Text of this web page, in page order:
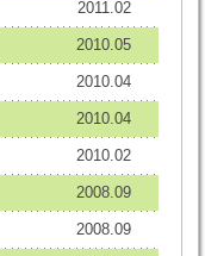
2011.02
2010.05
2010.04
2010.04
2010.02
2008.09
2008.09